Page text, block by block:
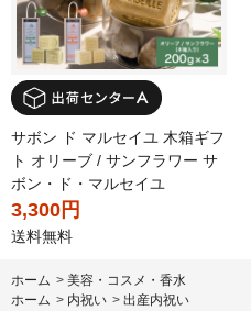
サボン ド マルセイユ 木箱ギフ
ト オリーブ / サンフラワー サ
ボン・ド・マルセイユ
3,300円
送料無料
ホーム > 美容・コスメ・香水
ホーム > 内祝い > 出産内祝い